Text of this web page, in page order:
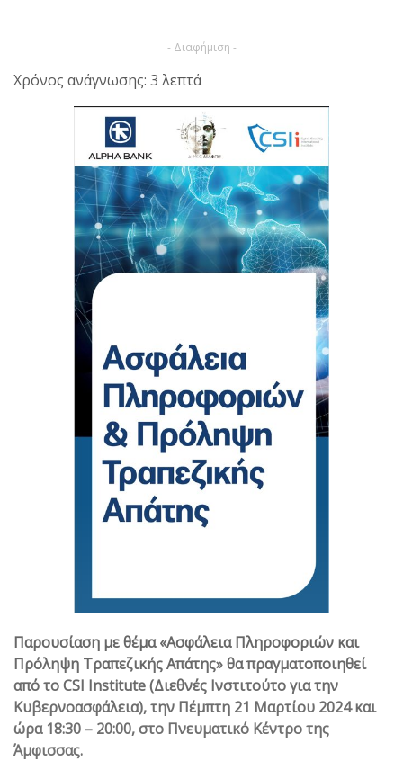
- Διαφήμιση -
Χρόνος ανάγνωσης: 3 λεπτά
Παρουσίαση με θέμα «Ασφάλεια Πληροφοριών και
Πρόληψη Τραπεζικής Απάτης» θα πραγματοποιηθεί
από το CSI Institute (Διεθνές Ινστιτούτο για την
Κυβερνοασφάλεια), την Πέμπτη 21 Μαρτίου 2024 και
ώρα 18:30 – 20:00, στο Πνευματικό Κέντρο της
Άμφισσας.